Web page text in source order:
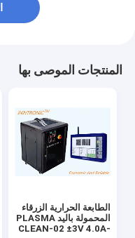
المنتجات الموصى بها
الطابعة الحرارية الزرقاء
المحمولة باليد PLASMA
CLEAN-02 ±3V 4.0A-